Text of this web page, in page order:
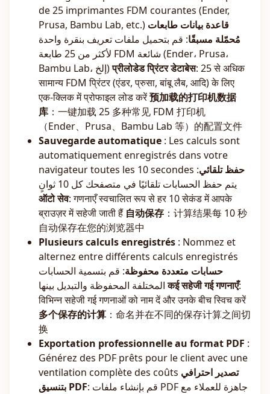
de 25 imprimantes FDM courantes (Ender,
Prusa, Bambu Lab, etc.) قاعدة بيانات طابعات
مُحمّلة مسبقًا: قم بتحميل ملفات تعريف بنقرة واحدة
لأكثر من 25 طابعة FDM شائعة (Ender، Prusa،
Bambu Lab، إلخ)प्रीलोडेड प्रिंटर डेटाबेस: 25 से अधिक
सामान्य FDM प्रिंटर (एंडर, प्रुसा, बांबू लैब, आदि) के लिए
एक-क्लिक में प्रोफाइल लोड करें预加载的打印机数据
库 ：一键加载 25 多种常见 FDM 打印机
（Ender、Prusa、Bambu Lab 等）的配置文件
Sauvegarde automatique : Les calculs sont
automatiquement enregistrés dans votre
navigateur toutes les 10 secondes حفظ تلقائي:
يتم حفظ الحسابات تلقائيًا في متصفحك كل 10 ثوانٍ
ऑटो सेव: गणनाएँ स्वचालित रूप से हर 10 सेकंड में आपके
ब्राउज़र में सहेजी जाती हैं 自动保存 ：计算结果每 10 秒
自动保存在您的浏览器中
Plusieurs calculs enregistrés : Nommez et
alternez entre différents calculs enregistrés
حسابات متعددة محفوظة: قم بتسمية الحسابات
المختلفة المحفوظة والتبديل بينهاकई सहेजी गई गणनाएँ:
विभिन्न सहेजी गई गणनाओं को नाम दें और उनके बीच स्विच करें
多个保存的计算 ：命名并在不同的保存计算之间切
换
Exportation professionnelle au format PDF :
Générez des PDF prêts pour le client avec une
ventilation complète des coûts تصدير احترافي
بتنسيق PDF: قم بإنشاء ملفات PDF جاهزة للعملاء مع